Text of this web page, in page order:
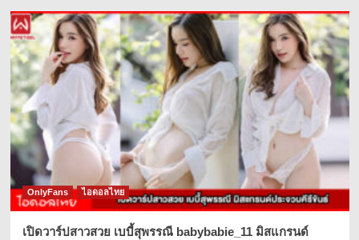
OnlyFans ไอดอลไทย
เปิดวาร์ปสาวสวย เบบี้สุพรรณี babybabie_11 มิสแกรนด์